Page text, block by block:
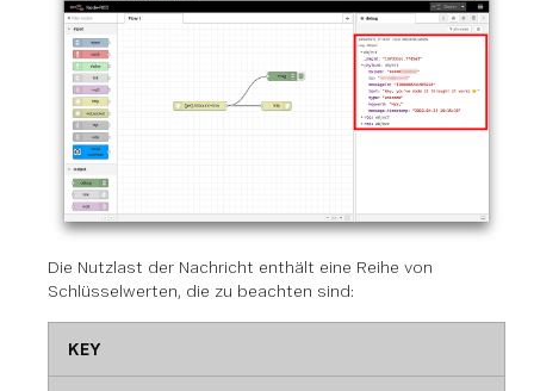
Die Nutzlast der Nachricht enthält eine Reihe von
Schlüsselwerten, die zu beachten sind:
KEY